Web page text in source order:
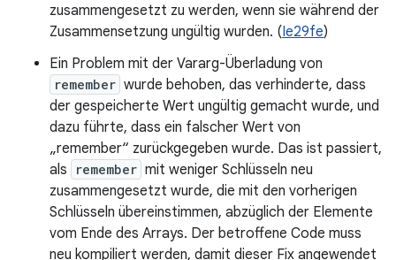
zusammengesetzt zu werden, wenn sie während der
Zusammensetzung ungültig wurden. (Ie29fe)
Ein Problem mit der Vararg-Überladung von
remember wurde behoben, das verhinderte, dass
der gespeicherte Wert ungültig gemacht wurde, und
dazu führte, dass ein falscher Wert von
„remember“ zurückgegeben wurde. Das ist passiert,
als
remember mit weniger Schlüsseln neu
zusammengesetzt wurde, die mit den vorherigen
Schlüsseln übereinstimmen, abzüglich der Elemente
vom Ende des Arrays. Der betroffene Code muss
neu kompiliert werden, damit dieser Fix angewendet